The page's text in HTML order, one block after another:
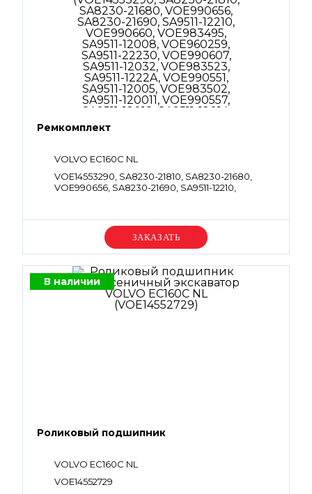
Ремкомплект
VOLVO EC160C NL
VOE14553290, SA8230-21810, SA8230-21680,
VOE990656, SA8230-21690, SA9511-12210,
12032, VOE983523, SA9511-1222A, VOE990551,
SA9511-12005, VOE983502, SA9511-120011,
VOE990557, SA9511-12018, SA9511-12014, SA8230-
27160, VOE14621703
Уточняйте цену
В наличии
Роликовый подшипник
VOLVO EC160C NL
VOE14552729